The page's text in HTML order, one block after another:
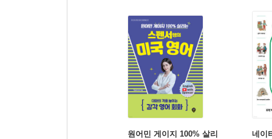
원어민 게이지 100% 살리
네이